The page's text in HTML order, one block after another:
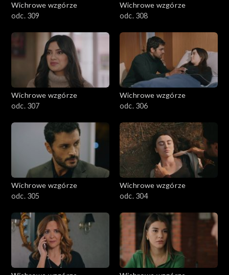
Wichrowe wzgórze
odc. 309
Wichrowe wzgórze
odc. 308
Wichrowe wzgórze
odc. 307
Wichrowe wzgórze
odc. 306
Wichrowe wzgórze
odc. 305
Wichrowe wzgórze
odc. 304